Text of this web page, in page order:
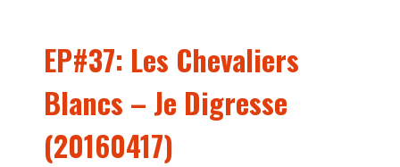
EP#37: Les Chevaliers
Blancs – Je Digresse
(20160417)